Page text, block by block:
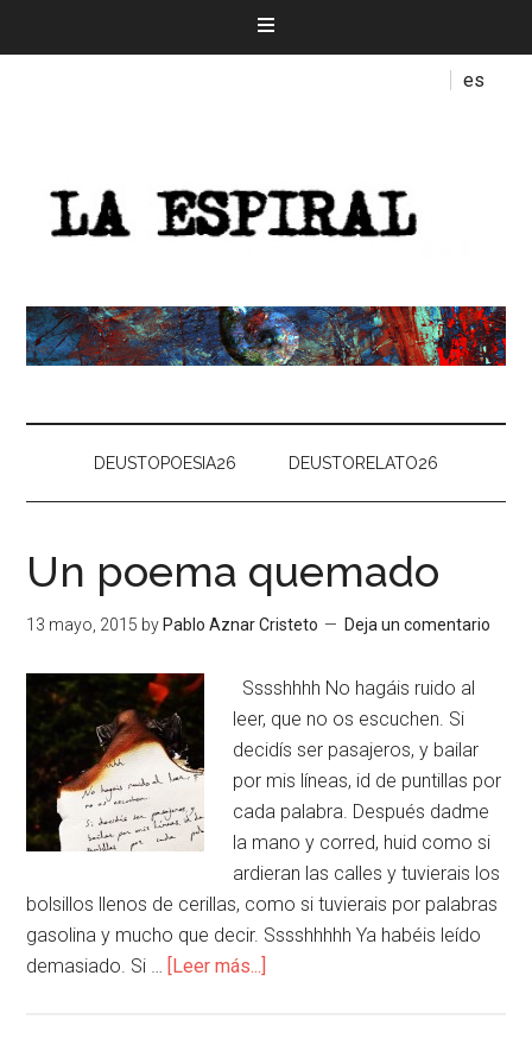
es
DEUSTOPOESIA26 DEUSTORELATO26
Un poema quemado
13 mayo, 2015 by Pablo Aznar Cristeto Deja un comentario
Sssshhhh No hagáis ruido al
leer, que no os escuchen. Si
decidís ser pasajeros, y bailar
por mis líneas, id de puntillas por
cada palabra. Después dadme
la mano y corred, huid como si
ardieran las calles y tuvierais los
bolsillos llenos de cerillas, como si tuvierais por palabras
gasolina y mucho que decir. Sssshhhhh Ya habéis leído
demasiado. Si … [Leer más...]